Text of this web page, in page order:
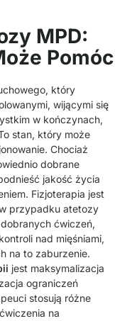
MPD:
Pomóc
który
wijącymi się
w kończynach,
stan, który może
Chociaż
dobrane
jakość życia
Fizjoterapia jest
przypadku atetozy
ćwiczeń,
nad mięśniami,
na to zaburzenie.
jest maksymalizacja
ograniczeń
stosują różne
na